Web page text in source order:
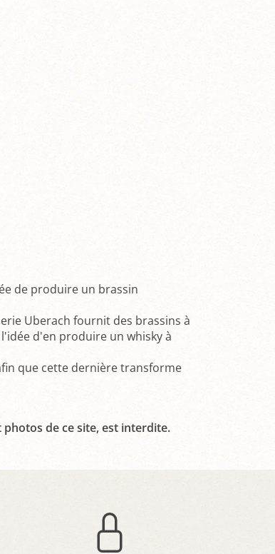
de produire un brassin
Uberach fournit des brassins à
d'en produire un whisky à
que cette dernière transforme
de ce site, est interdite.